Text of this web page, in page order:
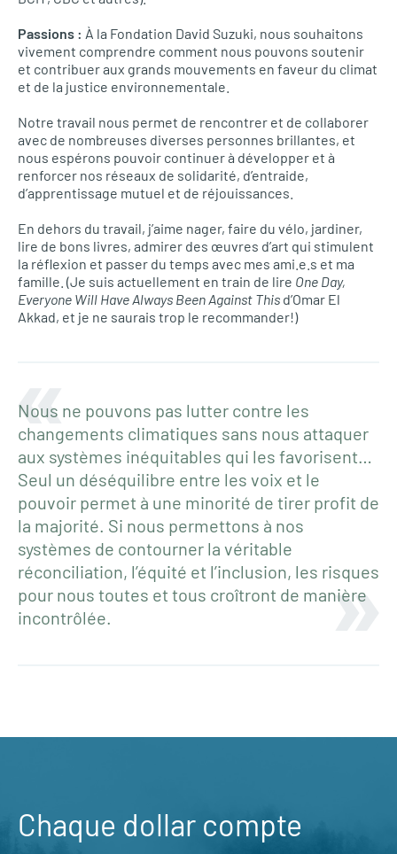
Passions : À la Fondation David Suzuki, nous souhaitons
vivement comprendre comment nous pouvons soutenir
et contribuer aux grands mouvements en faveur du climat
et de la justice environnementale.
Notre travail nous permet de rencontrer et de collaborer
avec de nombreuses diverses personnes brillantes, et
nous espérons pouvoir continuer à développer et à
renforcer nos réseaux de solidarité, d’entraide,
d’apprentissage mutuel et de réjouissances.
En dehors du travail, j’aime nager, faire du vélo, jardiner,
lire de bons livres, admirer des œuvres d’art qui stimulent
la réflexion et passer du temps avec mes ami.e.s et ma
famille. (Je suis actuellement en train de lire One Day,
Everyone Will Have Always Been Against This d’Omar El
Akkad, et je ne saurais trop le recommander!)
Nous ne pouvons pas lutter contre les
changements climatiques sans nous attaquer
aux systèmes inéquitables qui les favorisent…
Seul un déséquilibre entre les voix et le
pouvoir permet à une minorité de tirer profit de
la majorité. Si nous permettons à nos
systèmes de contourner la véritable
réconciliation, l’équité et l’inclusion, les risques
pour nous toutes et tous croîtront de manière
incontrôlée.
Chaque dollar compte